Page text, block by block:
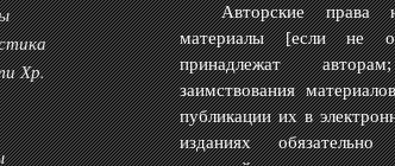
Хр.
Авторские права
материалы [если не
принадлежат
заимствования
публикации их в
изданиях